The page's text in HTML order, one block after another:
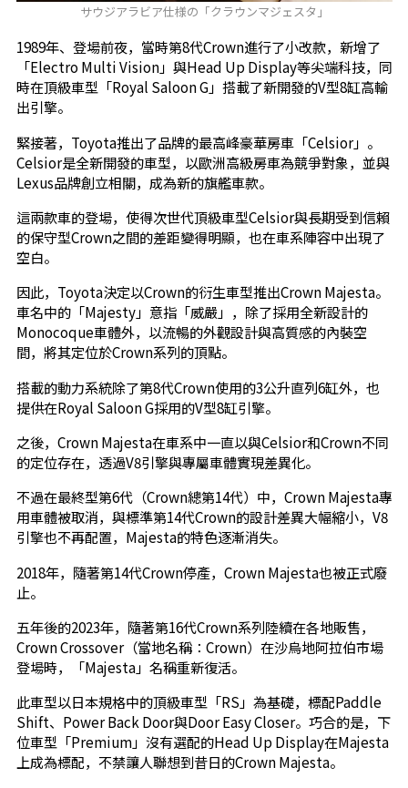
サウジアラビア仕様の「クラウンマジェスタ」
1989年、登場前夜，當時第8代Crown進行了小改款，新增了
「Electro Multi Vision」與Head Up Display等尖端科技，同
時在頂級車型「Royal Saloon G」搭載了新開發的V型8缸高輸
出引擎。
緊接著，Toyota推出了品牌的最高峰豪華房車「Celsior」。
Celsior是全新開發的車型，以歐洲高級房車為競爭對象，並與
Lexus品牌創立相關，成為新的旗艦車款。
這兩款車的登場，使得次世代頂級車型Celsior與長期受到信賴
的保守型Crown之間的差距變得明顯，也在車系陣容中出現了
空白。
因此，Toyota決定以Crown的衍生車型推出Crown Majesta。
車名中的「Majesty」意指「威嚴」，除了採用全新設計的
Monocoque車體外，以流暢的外觀設計與高質感的內裝空
間，將其定位於Crown系列的頂點。
搭載的動力系統除了第8代Crown使用的3公升直列6缸外，也
提供在Royal Saloon G採用的V型8缸引擎。
之後，Crown Majesta在車系中一直以與Celsior和Crown不同
的定位存在，透過V8引擎與專屬車體實現差異化。
不過在最終型第6代（Crown總第14代）中，Crown Majesta專
用車體被取消，與標準第14代Crown的設計差異大幅縮小，V8
引擎也不再配置，Majesta的特色逐漸消失。
2018年，隨著第14代Crown停產，Crown Majesta也被正式廢
止。
五年後的2023年，隨著第16代Crown系列陸續在各地販售，
Crown Crossover（當地名稱：Crown）在沙烏地阿拉伯市場
登場時，「Majesta」名稱重新復活。
此車型以日本規格中的頂級車型「RS」為基礎，標配Paddle
Shift、Power Back Door與Door Easy Closer。巧合的是，下
位車型「Premium」沒有選配的Head Up Display在Majesta
上成為標配，不禁讓人聯想到昔日的Crown Majesta。